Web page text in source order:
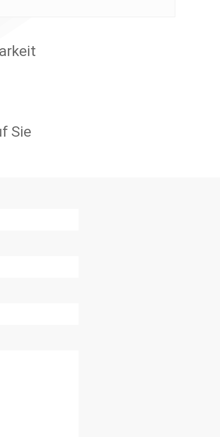
Sie